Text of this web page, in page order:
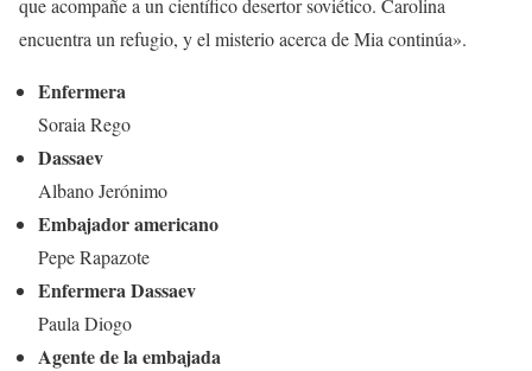
encuentra un refugio, y el misterio acerca de Mia continúa».
Enfermera
Soraia Rego
Dassaev
Albano Jerónimo
Embajador americano
Pepe Rapazote
Enfermera Dassaev
Paula Diogo
Agente de la embajada